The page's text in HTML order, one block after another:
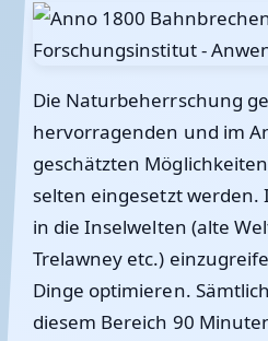
Die Naturbeherrschung
hervorragenden und im
geschätzten
selten eingesetzt
in die Inselwelten (alte
Trelawney etc.)
Dinge optimieren.
diesem Bereich 90